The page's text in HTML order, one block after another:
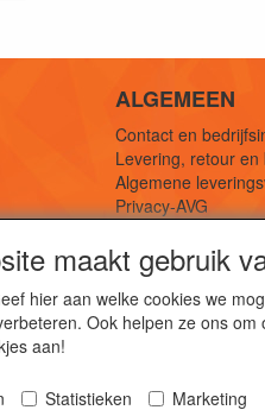
ALGEMEEN
Contact en
Levering, retour
Algemene
Privacy-AVG
De webshop
maakt gebruik
hier aan welke cookies we
Ook helpen ze ons
aan!
Statistieken Marketing